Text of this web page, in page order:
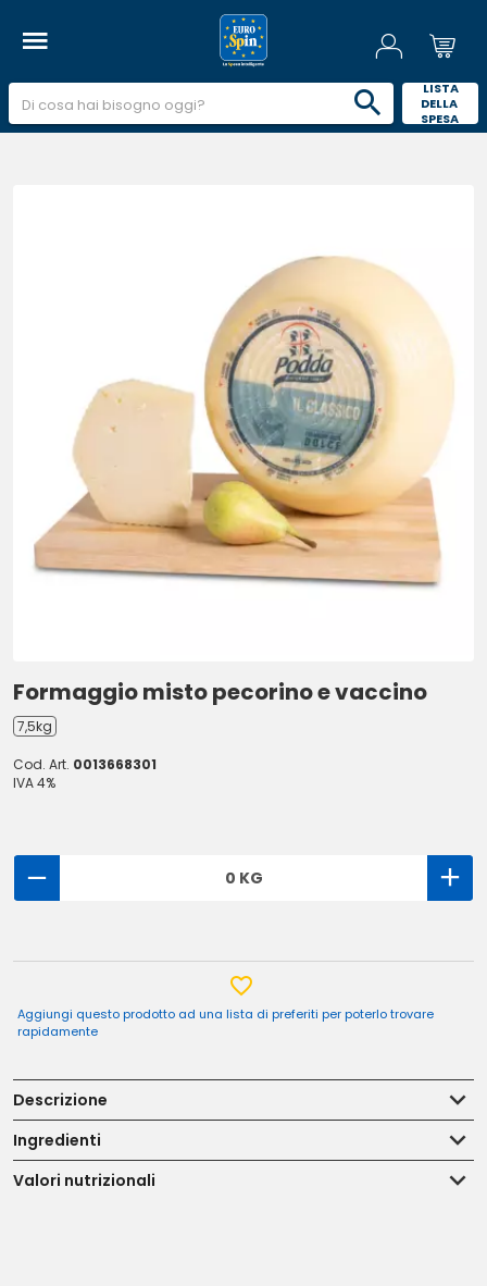
LISTA
DELLA
SPESA
Formaggio misto pecorino e vaccino
7,5kg
Cod. Art. 0013668301
IVA 4%
0 KG
Aggiungi questo prodotto ad una lista di preferiti per poterlo trovare
rapidamente
Descrizione
Ingredienti
Valori nutrizionali